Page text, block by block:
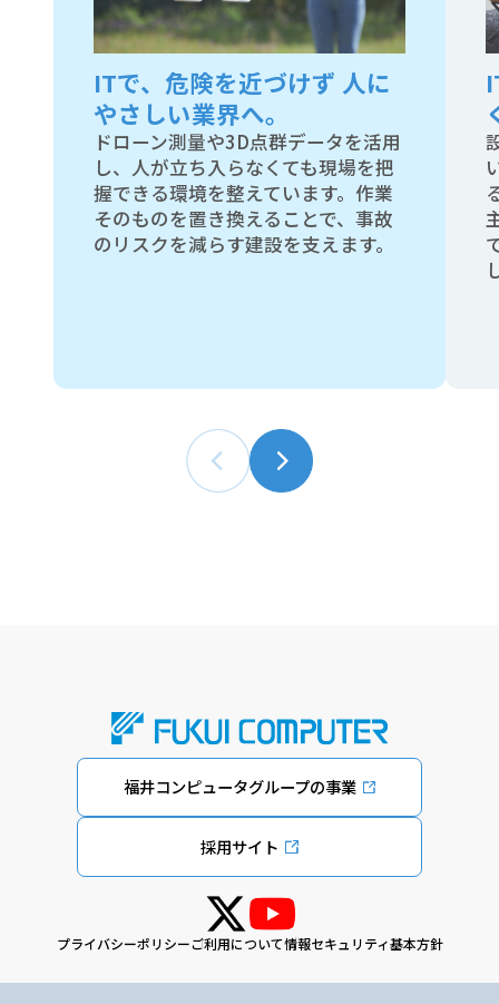
ITで、危険を近づけず 人に
やさしい業界へ。
ドローン測量や3D点群データを活用
し、人が立ち入らなくても現場を把
握できる環境を整えています。作業
そのものを置き換えることで、事故
のリスクを減らす建設を支えます。
ITで、危険を近づけず 人に
やさしい業界へ。
ドローン測量や3D点群データを活用
し、人が立ち入らなくても現場を把
握できる環境を整えています。作業
そのものを置き換えることで、事故
のリスクを減らす建設を支えます。
福井コンピュータグループの事業
採用サイト
プライバシーポリシーご利用について情報セキュリティ基本方針